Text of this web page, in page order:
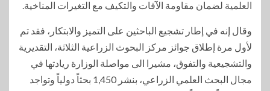
العلمية لضمان مقاومة الآفات والتكيف مع التغيرات المناخية.
وقال إنه في إطار تشجيع الباحثين على التميز والابتكار، فقد تم
لأول مرة إطلاق جوائز مركز البحوث الزراعية الثلاثة، التقديرية
والتشجيعية والتفوق، مشيرا الى مواصلة الوزارة ريادتها في
مجال البحث العلمي الزراعي، بنشر 1,450 بحثاً دولياً وتواجد